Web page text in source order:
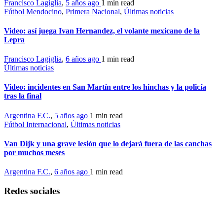
Francisco Lagiglia, 5 años ago 1 min read
Fútbol Mendocino, Primera Nacional, Últimas noticias
Video: así juega Ivan Hernandez, el volante mexicano de la
Lepra
Francisco Lagiglia, 6 años ago 1 min read
Últimas noticias
Video: incidentes en San Martín entre los hinchas y la policía
tras la final
Argentina F.C., 5 años ago 1 min read
Fútbol Internacional, Últimas noticias
Van Dijk y una grave lesión que lo dejará fuera de las canchas
por muchos meses
Argentina F.C., 6 años ago 1 min read
Redes sociales